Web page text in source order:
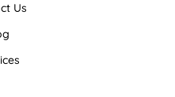
Us